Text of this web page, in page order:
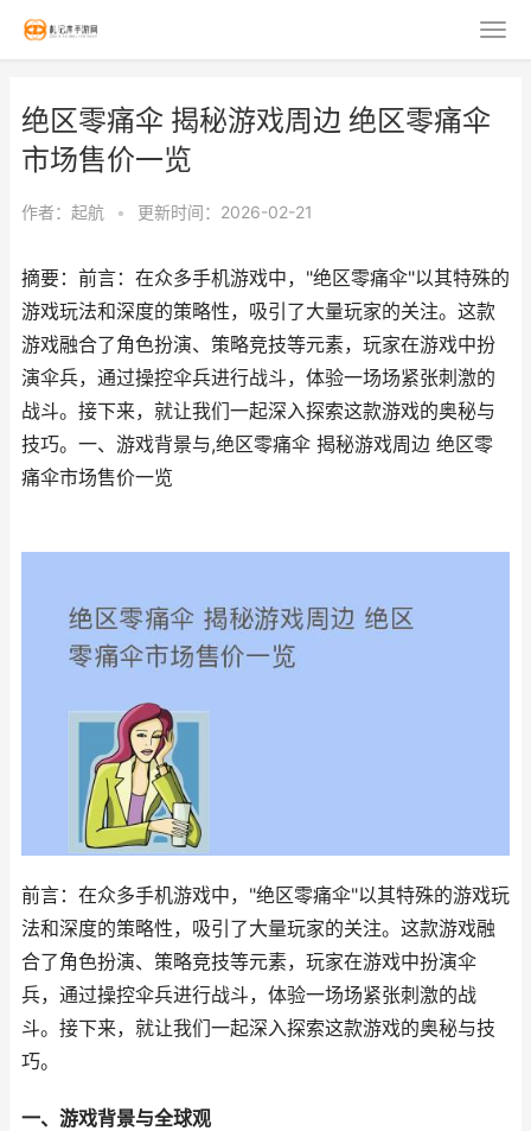
绝区零痛伞 揭秘游戏周边 绝区零痛伞
市场售价一览
作者： 起航 • 更新时间：2026-02-21
摘要：前言：在众多手机游戏中，"绝区零痛伞"以其特殊的
游戏玩法和深度的策略性，吸引了大量玩家的关注。这款
游戏融合了角色扮演、策略竞技等元素，玩家在游戏中扮
演伞兵，通过操控伞兵进行战斗，体验一场场紧张刺激的
战斗。接下来，就让我们一起深入探索这款游戏的奥秘与
技巧。一、游戏背景与,绝区零痛伞 揭秘游戏周边 绝区零
痛伞市场售价一览
前言：在众多手机游戏中，"绝区零痛伞"以其特殊的游戏玩
法和深度的策略性，吸引了大量玩家的关注。这款游戏融
合了角色扮演、策略竞技等元素，玩家在游戏中扮演伞
兵，通过操控伞兵进行战斗，体验一场场紧张刺激的战
斗。接下来，就让我们一起深入探索这款游戏的奥秘与技
巧。
一、游戏背景与全球观